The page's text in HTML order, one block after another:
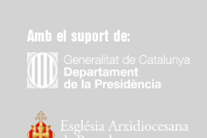
Amb el suport de: